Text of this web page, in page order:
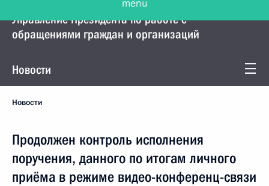
Управление Президента по работе с
обращениями граждан и организаций
Новости
Новости
Продолжен контроль исполнения
поручения, данного по итогам личного
приёма в режиме видео-конференц-связи